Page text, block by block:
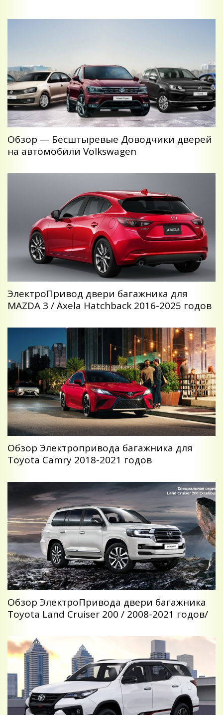
Обзор — Беcштыревые Доводчики дверей
на автомобили Volkswagen
ЭлектроПривод двери багажника для
MAZDA 3 / Axela Hatchback 2016-2025 годов
Обзор Электропривода багажника для
Toyota Camry 2018-2021 годов
Обзор ЭлектроПривода двери багажника
Toyota Land Cruiser 200 / 2008-2021 годов/